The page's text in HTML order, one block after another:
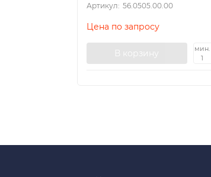
Артикул: 56.0505.00.00
Цена по запросу
В корзину
мин.
1